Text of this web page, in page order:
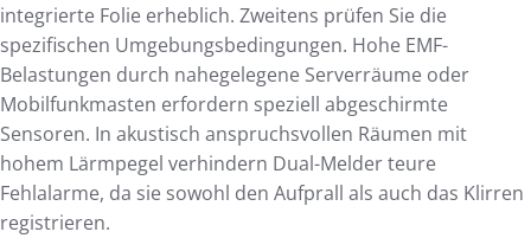
integrierte Folie erheblich. Zweitens prüfen Sie die
spezifischen Umgebungsbedingungen. Hohe EMF-
Belastungen durch nahegelegene Serverräume oder
Mobilfunkmasten erfordern speziell abgeschirmte
Sensoren. In akustisch anspruchsvollen Räumen mit
hohem Lärmpegel verhindern Dual-Melder teure
Fehlalarme, da sie sowohl den Aufprall als auch das Klirren
registrieren.